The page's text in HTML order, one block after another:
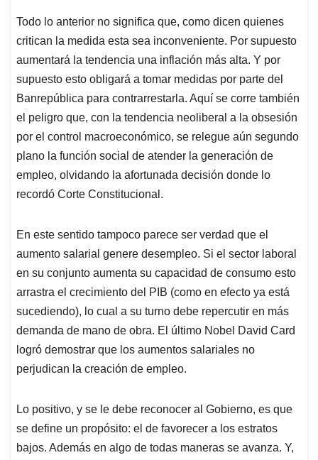
Todo lo anterior no significa que, como dicen quienes
critican la medida esta sea inconveniente. Por supuesto
aumentará la tendencia una inflación más alta. Y por
supuesto esto obligará a tomar medidas por parte del
Banrepública para contrarrestarla. Aquí se corre también
el peligro que, con la tendencia neoliberal a la obsesión
por el control macroeconómico, se relegue aún segundo
plano la función social de atender la generación de
empleo, olvidando la afortunada decisión donde lo
recordó Corte Constitucional.
En este sentido tampoco parece ser verdad que el
aumento salarial genere desempleo. Si el sector laboral
en su conjunto aumenta su capacidad de consumo esto
arrastra el crecimiento del PIB (como en efecto ya está
sucediendo), lo cual a su turno debe repercutir en más
demanda de mano de obra. El último Nobel David Card
logró demostrar que los aumentos salariales no
perjudican la creación de empleo.
Lo positivo, y se le debe reconocer al Gobierno, es que
se define un propósito: el de favorecer a los estratos
bajos. Además en algo de todas maneras se avanza. Y,